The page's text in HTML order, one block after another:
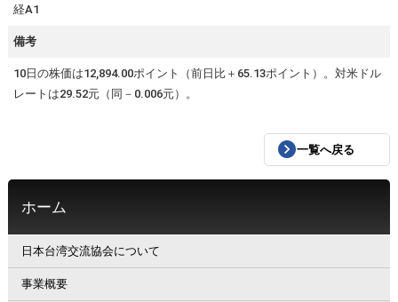
経A1
備考
10日の株価は12,894.00ポイント（前日比＋65.13ポイント）。対米ドル
レートは29.52元（同－0.006元）。
一覧へ戻る
ホーム
日本台湾交流協会について
事業概要